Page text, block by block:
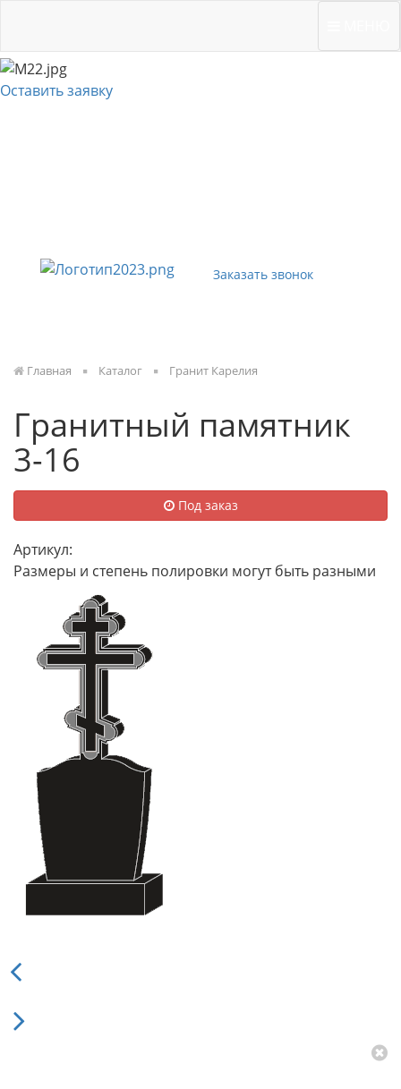
Оставить заявку
Заказать звонок
Главная Каталог Гранит Карелия
Гранитный памятник
3-16
Под заказ
Артикул:
Размеры и степень полировки могут быть разными